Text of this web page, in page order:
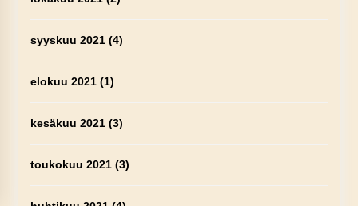
syyskuu 2021(4)
elokuu 2021(1)
kesäkuu 2021(3)
toukokuu 2021(3)